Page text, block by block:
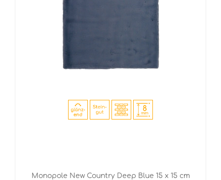
Monopole New Country Deep Blue 15 x 15 cm